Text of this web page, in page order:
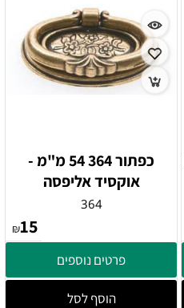
כפתור 364 54 מ"מ -
אוקסיד אליפסה
364
₪15
פרטים נוספים
הוסף לסל